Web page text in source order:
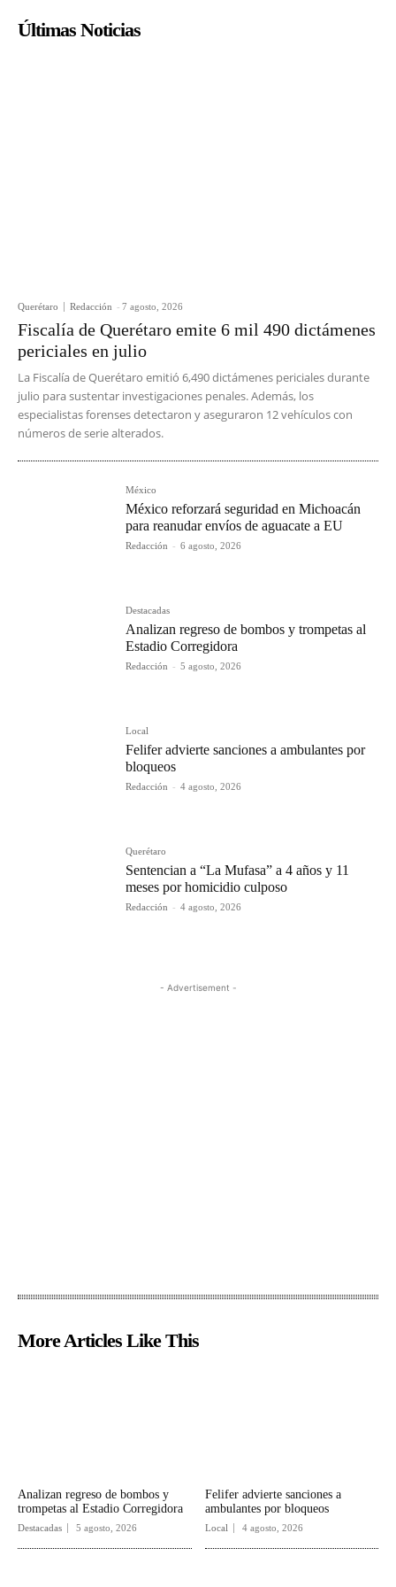
Últimas Noticias
Querétaro Redacción - 7 agosto, 2026
Fiscalía de Querétaro emite 6 mil 490 dictámenes
periciales en julio
La Fiscalía de Querétaro emitió 6,490 dictámenes periciales durante
julio para sustentar investigaciones penales. Además, los
especialistas forenses detectaron y aseguraron 12 vehículos con
números de serie alterados.
México
México reforzará seguridad en Michoacán
para reanudar envíos de aguacate a EU
Redacción - 6 agosto, 2026
Destacadas
Analizan regreso de bombos y trompetas al
Estadio Corregidora
Redacción - 5 agosto, 2026
Local
Felifer advierte sanciones a ambulantes por
bloqueos
Redacción - 4 agosto, 2026
Querétaro
Sentencian a “La Mufasa” a 4 años y 11
meses por homicidio culposo
Redacción - 4 agosto, 2026
- Advertisement -
More Articles Like This
Analizan regreso de bombos y
trompetas al Estadio Corregidora
Destacadas 5 agosto, 2026
Felifer advierte sanciones a
ambulantes por bloqueos
Local 4 agosto, 2026